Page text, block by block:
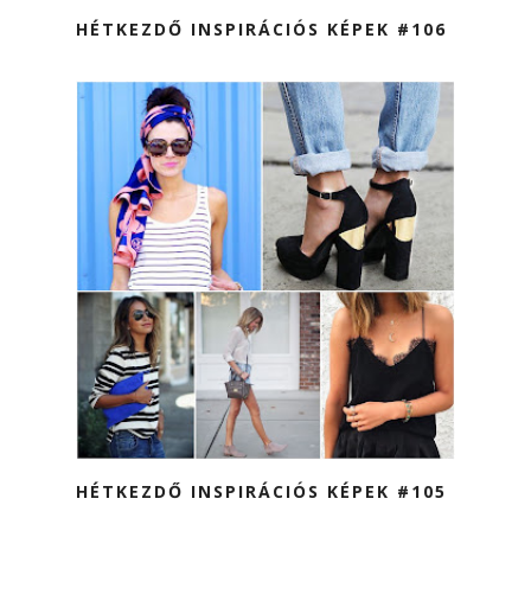
HÉTKEZDŐ INSPIRÁCIÓS KÉPEK #106
HÉTKEZDŐ INSPIRÁCIÓS KÉPEK #105